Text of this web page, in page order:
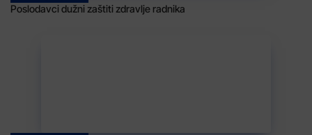
Poslodavci dužni zaštiti zdravlje radnika